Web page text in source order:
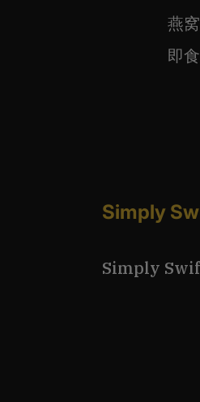
燕
即
Simply
Simply